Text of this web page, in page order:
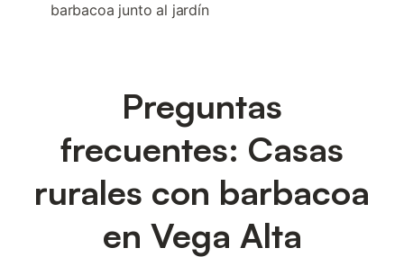
barbacoa junto al jardín
Preguntas
frecuentes: Casas
rurales con barbacoa
en Vega Alta